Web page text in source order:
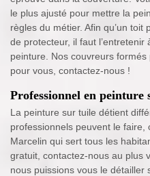
le plus ajusté pour mettre la
règles du métier. Afin qu’un
de protecteur, il faut l’entretenir
peinture. Nos couvreurs
pour vous, contactez-nous !
Professionnel en
La peinture sur tuile détient
professionnels peuvent le
Marcelin qui sert tous les
gratuit, contactez-nous au plus
nous puissions vous le